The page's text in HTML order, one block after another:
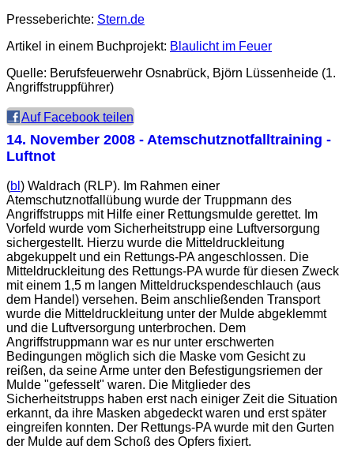
Presseberichte: Stern.de
Artikel in einem Buchprojekt: Blaulicht im Feuer
Quelle: Berufsfeuerwehr Osnabrück, Björn Lüssenheide (1.
Angriffstruppführer)
Auf Facebook teilen
14. November 2008 - Atemschutznotfalltraining -
Luftnot
(bl ) Waldrach (RLP). Im Rahmen einer
Atemschutznotfallübung wurde der Truppmann des
Angriffstrupps mit Hilfe einer Rettungsmulde gerettet. Im
Vorfeld wurde vom Sicherheitstrupp eine Luftversorgung
sichergestellt. Hierzu wurde die Mitteldruckleitung
abgekuppelt und ein Rettungs-PA angeschlossen. Die
Mitteldruckleitung des Rettungs-PA wurde für diesen Zweck
mit einem 1,5 m langen Mitteldruckspendeschlauch (aus
dem Handel) versehen. Beim anschließenden Transport
wurde die Mitteldruckleitung unter der Mulde abgeklemmt
und die Luftversorgung unterbrochen. Dem
Angriffstruppmann war es nur unter erschwerten
Bedingungen möglich sich die Maske vom Gesicht zu
reißen, da seine Arme unter den Befestigungsriemen der
Mulde "gefesselt" waren. Die Mitglieder des
Sicherheitstrupps haben erst nach einiger Zeit die Situation
erkannt, da ihre Masken abgedeckt waren und erst später
eingreifen konnten. Der Rettungs-PA wurde mit den Gurten
der Mulde auf dem Schoß des Opfers fixiert.